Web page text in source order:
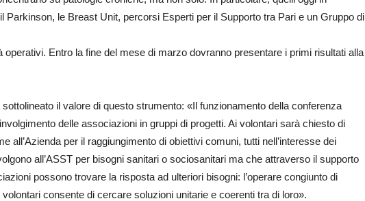
Parkinson, le Breast Unit, percorsi Esperti per il Supporto tra Pari e un Gruppo di
operativi. Entro la fine del mese di marzo dovranno presentare i primi risultati alla
sottolineato il valore di questo strumento: «Il funzionamento della conferenza
delle associazioni in gruppi di progetti. Ai volontari sarà chiesto di
all’Azienda per il raggiungimento di obiettivi comuni, tutti nell’interesse dei
all’ASST per bisogni sanitari o sociosanitari ma che attraverso il supporto
possono trovare la risposta ad ulteriori bisogni: l’operare congiunto di
volontari consente di cercare soluzioni unitarie e coerenti tra di loro».